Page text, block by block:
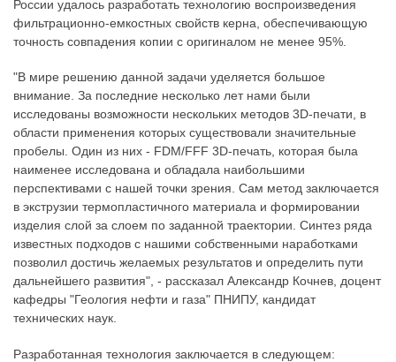
России удалось разработать технологию воспроизведения
фильтрационно-емкостных свойств керна, обеспечивающую
точность совпадения копии с оригиналом не менее 95%.
"В мире решению данной задачи уделяется большое
внимание. За последние несколько лет нами были
исследованы возможности нескольких методов 3D-печати, в
области применения которых существовали значительные
пробелы. Один из них - FDM/FFF 3D-печать, которая была
наименее исследована и обладала наибольшими
перспективами с нашей точки зрения. Сам метод заключается
в экструзии термопластичного материала и формировании
изделия слой за слоем по заданной траектории. Синтез ряда
известных подходов с нашими собственными наработками
позволил достичь желаемых результатов и определить пути
дальнейшего развития", - рассказал Александр Кочнев, доцент
кафедры "Геология нефти и газа" ПНИПУ, кандидат
технических наук.
Разработанная технология заключается в следующем: